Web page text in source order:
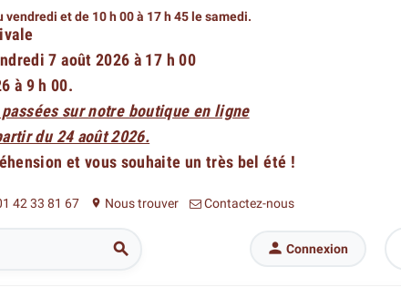
vendredi et de 10 h 00 à 17 h 45 le samedi.
7 août 2026 à 17 h 00
à 9 h 00.
sur notre boutique en ligne
du 24 août 2026.
et vous souhaite un très bel été !
42 33 81 67 place Nous trouver Contactez-nous
  Connexion